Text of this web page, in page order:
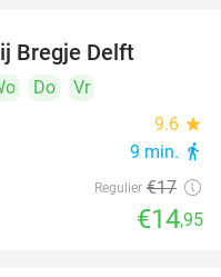
Bregje Delft
Do
Vr
9.6 star
9 min. directions_walk
Regulier €17
€14,95